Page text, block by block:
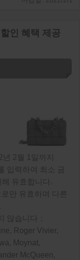
인 혜택 제공
2월 1일까지
입력하여 최소 금
유효합니다.
만 유효하며 다른
않습니다：
Roger Vivier,
Moynat,
McQueen,